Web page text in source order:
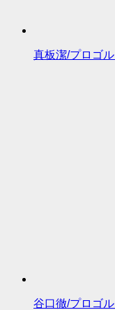
真板潔/プロゴ
谷口徹/プロゴ